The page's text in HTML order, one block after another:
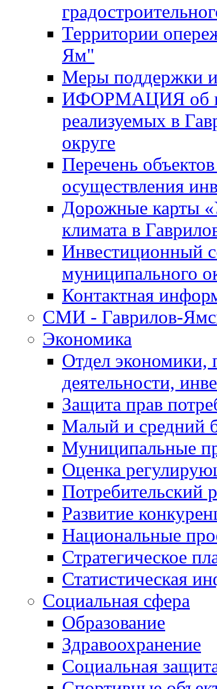
Территории
Ям"
Меры поддержки
ИФОРМАЦИЯ об
реализуемых в
округе
Перечень
осуществления
Дорожные карты
климата в
Инвестиционный
муниципального
Контактная
СМИ - Гаврилов-
Экономика
Отдел экономики,
деятельности,
Защита прав
Малый и средний
Муниципальные
Оценка
Потребительский
Развитие
Национальные
Стратегическое
Статистическая
Социальная сфера
Образование
Здравоохранение
Социальная